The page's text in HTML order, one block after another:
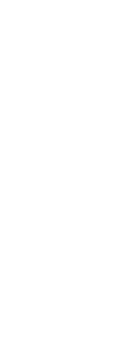
стали:
и